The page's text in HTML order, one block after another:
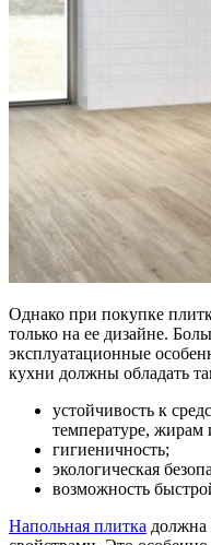
Однако при покупке
только на ее дизайне.
эксплуатационные
кухни должны обладать
устойчивость к
температуре, жирам
гигиеничность;
экологическая
возможность
Напольная плитка должна